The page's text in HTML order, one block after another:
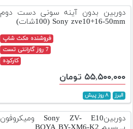
مکث
دوم
لیست
قیمت
دوربین
دوربین بدون آینه سونی دست دوم
Sony zve10+16-50mm (100شات)
فروشنده مکث شاپ
7 روز گارانتی تست
کارکرده
۵۵,۵۰۰,۰۰۰ تومان
البرز ۸ روز پیش
دوربینSony ZV- E10 ومیکروفون